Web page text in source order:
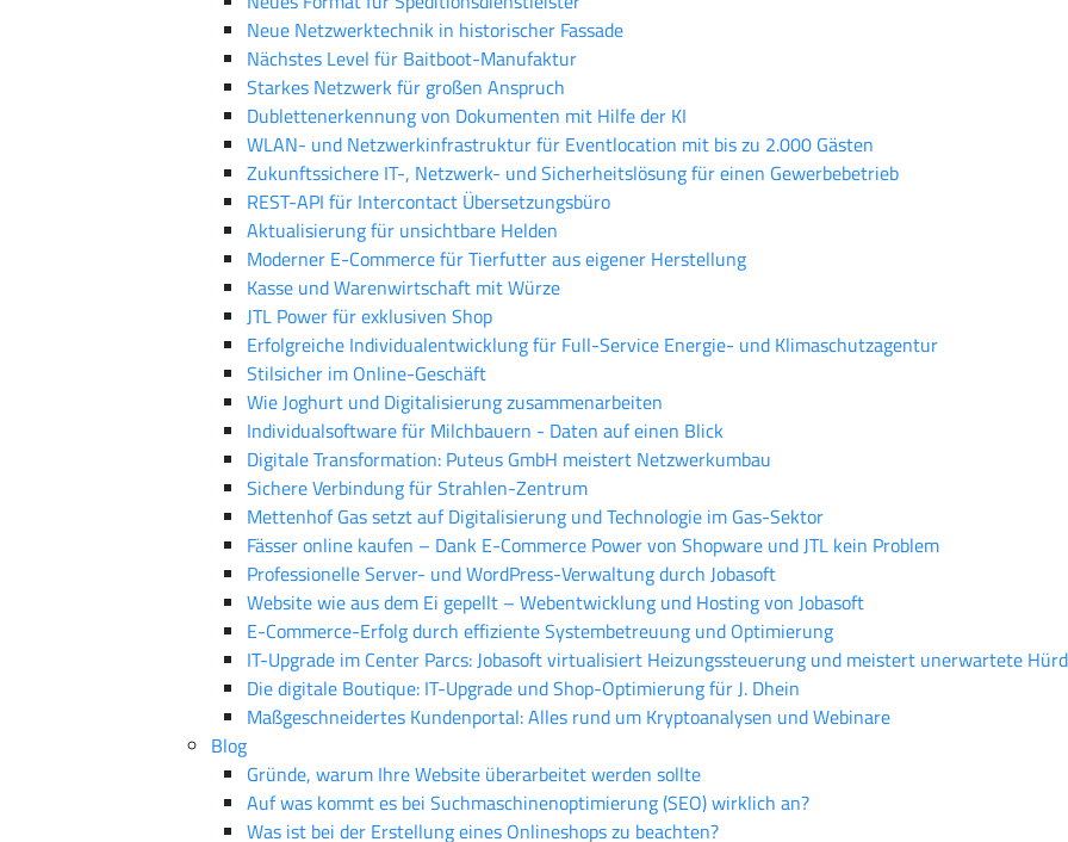
Neue Netzwerktechnik in historischer Fassade
Nächstes Level für Baitboot-Manufaktur
Starkes Netzwerk für großen Anspruch
Dublettenerkennung von Dokumenten mit Hilfe der KI
WLAN- und Netzwerkinfrastruktur für Eventlocation mit bis zu 2.000 Gästen
Zukunftssichere IT-, Netzwerk- und Sicherheitslösung für einen Gewerbebetrieb
REST-API für Intercontact Übersetzungsbüro
Aktualisierung für unsichtbare Helden
Moderner E-Commerce für Tierfutter aus eigener Herstellung
Kasse und Warenwirtschaft mit Würze
JTL Power für exklusiven Shop
Erfolgreiche Individualentwicklung für Full-Service Energie- und Klimaschutzagentur
Stilsicher im Online-Geschäft
Wie Joghurt und Digitalisierung zusammenarbeiten
Individualsoftware für Milchbauern - Daten auf einen Blick
Digitale Transformation: Puteus GmbH meistert Netzwerkumbau
Sichere Verbindung für Strahlen-Zentrum
Mettenhof Gas setzt auf Digitalisierung und Technologie im Gas-Sektor
Fässer online kaufen – Dank E-Commerce Power von Shopware und JTL kein Problem
Professionelle Server- und WordPress-Verwaltung durch Jobasoft
Website wie aus dem Ei gepellt – Webentwicklung und Hosting von Jobasoft
E-Commerce-Erfolg durch effiziente Systembetreuung und Optimierung
IT-Upgrade im Center Parcs: Jobasoft virtualisiert Heizungssteuerung und meistert unerwartete
Die digitale Boutique: IT-Upgrade und Shop-Optimierung für J. Dhein
Maßgeschneidertes Kundenportal: Alles rund um Kryptoanalysen und Webinare
Blog
Gründe, warum Ihre Website überarbeitet werden sollte
Auf was kommt es bei Suchmaschinen­optimierung (SEO) wirklich an?
Was ist bei der Erstellung eines Onlineshops zu beachten?